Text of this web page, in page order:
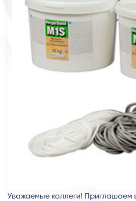
Уважаемые коллеги! Приглашаем